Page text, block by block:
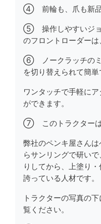
④ 前輪も、爪も新品
⑤ 操作しやすいジョ
のフロントローダー
⑥ ノークラッチのミ
を切り替えられて簡単
ワンタッチで手軽に
ができます。
⑦ このトラクターは
弊社のペンキ屋さん
らサンリングで研い
りしてから、上塗り
誇っている人材です。
トラクターの写真の
覧ください。